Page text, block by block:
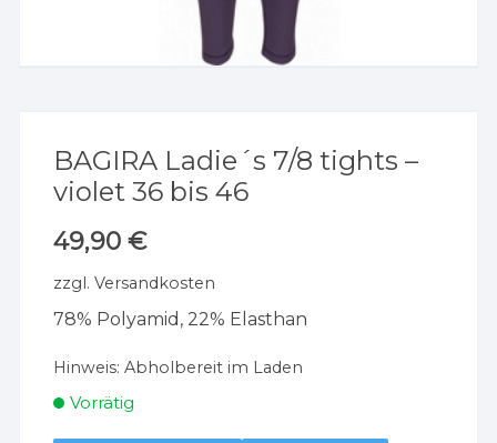
BAGIRA Ladie´s 7/8 tights –
violet 36 bis 46
49,90€
zzgl.Versandkosten
78% Polyamid, 22% Elasthan
Hinweis:Abholbereit im Laden
Vorrätig